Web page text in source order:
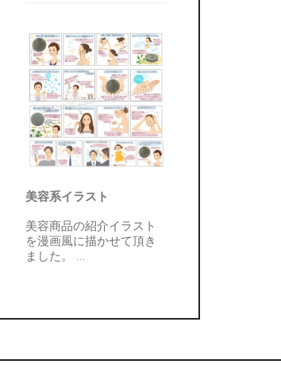
美容系イラスト
美容商品の紹介イラスト
を漫画風に描かせて頂き
ました。
…